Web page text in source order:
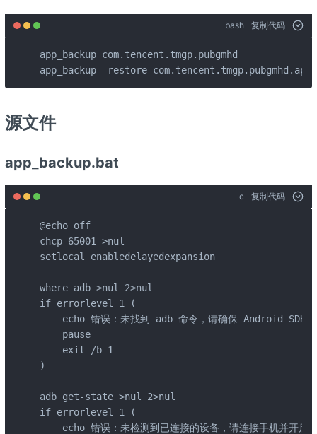
bash 复制代码
app_backup com.tencent.tmgp.pubgmhd
app_backup -restore
源文件
app_backup.bat
c 复制代码
@echo off
chcp 65001 >nul
setlocal enabledelayedexpansion
where adb >nul 2>nul
if errorlevel 1 (
echo 错误：未找到 adb 命令，请确保 Android SDK
    pause
    exit /b 1
)
adb get-state >nul 2>nul
if errorlevel 1 (
echo 错误：未检测到已连接的设备，请连接手机并开启